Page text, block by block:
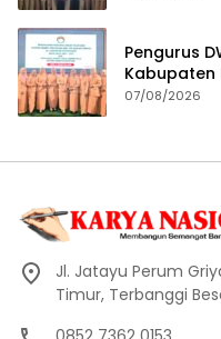
Pengurus
Kabupaten
07/08/2026
Jl. Jatayu Perum
Timur, Terbanggi